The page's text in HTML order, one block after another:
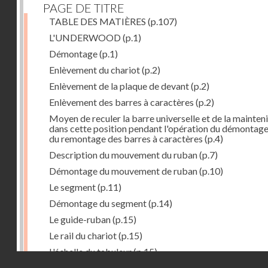
PAGE DE TITRE
TABLE DES MATIÈRES (p.107)
L'UNDERWOOD (p.1)
Démontage(p.1)
Enlèvement du chariot(p.2)
Enlèvement de la plaque de devant(p.2)
Enlèvement des barres à caractères (p.2)
Moyen de reculer la barre universelle et de la
dans cette position pendant l'opération du
du remontage des barres à caractères (p.4)
Description du mouvement du ruban(p.7)
Démontage du mouvement de ruban(p.10)
Le segment(p.11)
Démontage du segment(p.14)
Le guide-ruban(p.15)
Le rail du chariot(p.15)
L'échelle du tabuleur(p.15)